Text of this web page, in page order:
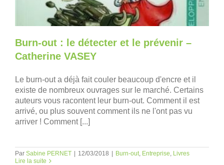
Burn-out : le détecter et le prévenir –
Catherine VASEY
Le burn-out a déjà fait couler beaucoup d'encre et il
existe de nombreux ouvrages sur le marché. Certains
auteurs vous racontent leur burn-out. Comment il est
arrivé, ou plus souvent comment ils ne l'ont pas vu
arriver ! Comment [...]
Par Sabine PERNET | 12/03/2018 | Burn-out Entreprise Livres
Lire la suite